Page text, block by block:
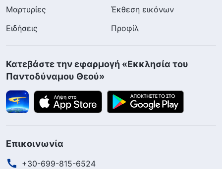
Μαρτυρίες
Έκθεση εικόνων
Ειδήσεις
Προφίλ
Κατεβάστε την εφαρμογή «Εκκλησία του
Παντοδύναμου Θεού»
Επικοινωνία
+30-699-815-6524